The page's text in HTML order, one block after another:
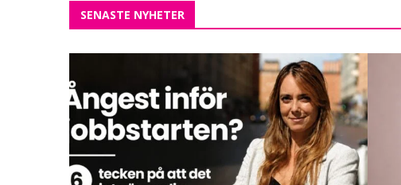
SENASTE NYHETER